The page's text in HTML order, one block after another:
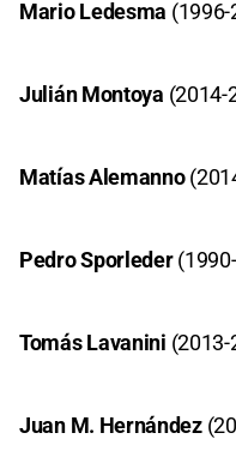
Mario Ledesma
Julián Montoya (2014-
Matías Alemanno
Pedro Sporleder
Tomás Lavanini
Juan M. Hernández